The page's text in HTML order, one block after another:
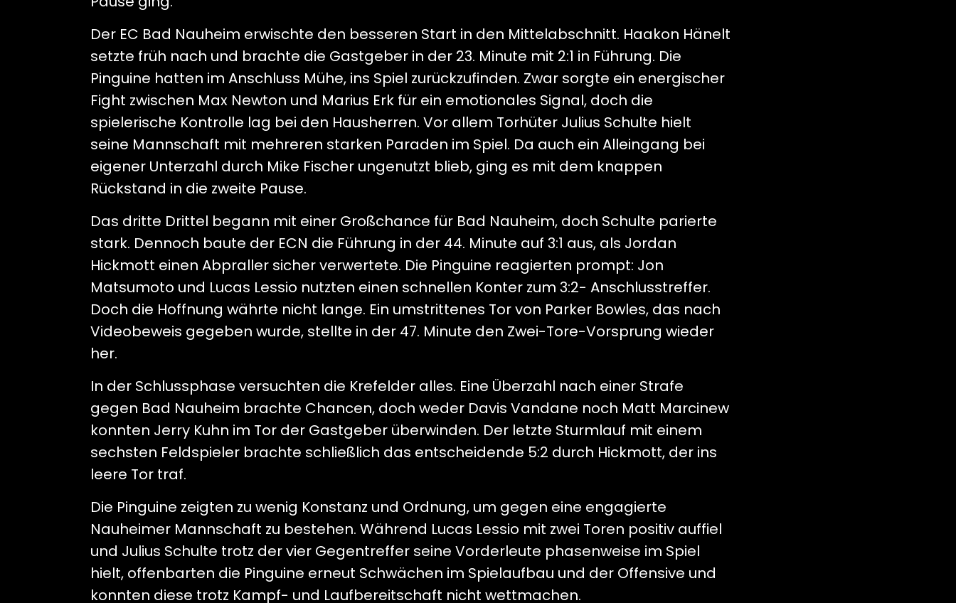
Der EC Bad Nauheim erwischte den besseren Start in den Mittelabschnitt. Haakon Hänelt
setzte früh nach und brachte die Gastgeber in der 23. Minute mit 2:1 in Führung. Die
Pinguine hatten im Anschluss Mühe, ins Spiel zurückzufinden. Zwar sorgte ein energischer
Fight zwischen Max Newton und Marius Erk für ein emotionales Signal, doch die
spielerische Kontrolle lag bei den Hausherren. Vor allem Torhüter Julius Schulte hielt
seine Mannschaft mit mehreren starken Paraden im Spiel. Da auch ein Alleingang bei
eigener Unterzahl durch Mike Fischer ungenutzt blieb, ging es mit dem knappen
Rückstand in die zweite Pause.
Das dritte Drittel begann mit einer Großchance für Bad Nauheim, doch Schulte parierte
stark. Dennoch baute der ECN die Führung in der 44. Minute auf 3:1 aus, als Jordan
Hickmott einen Abpraller sicher verwertete. Die Pinguine reagierten prompt: Jon
Matsumoto und Lucas Lessio nutzten einen schnellen Konter zum 3:2- Anschlusstreffer.
Doch die Hoffnung währte nicht lange. Ein umstrittenes Tor von Parker Bowles, das nach
Videobeweis gegeben wurde, stellte in der 47. Minute den Zwei-Tore-Vorsprung wieder
her.
In der Schlussphase versuchten die Krefelder alles. Eine Überzahl nach einer Strafe
gegen Bad Nauheim brachte Chancen, doch weder Davis Vandane noch Matt Marcinew
konnten Jerry Kuhn im Tor der Gastgeber überwinden. Der letzte Sturmlauf mit einem
sechsten Feldspieler brachte schließlich das entscheidende 5:2 durch Hickmott, der ins
leere Tor traf.
Die Pinguine zeigten zu wenig Konstanz und Ordnung, um gegen eine engagierte
Nauheimer Mannschaft zu bestehen. Während Lucas Lessio mit zwei Toren positiv auffiel
und Julius Schulte trotz der vier Gegentreffer seine Vorderleute phasenweise im Spiel
hielt, offenbarten die Pinguine erneut Schwächen im Spielaufbau und der Offensive und
konnten diese trotz Kampf- und Laufbereitschaft nicht wettmachen.